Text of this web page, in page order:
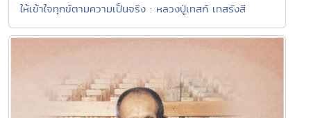
ให้เข้าใจทุกข์ตามความเป็นจริง : หลวงปู่เทสก์ เทสรังสี